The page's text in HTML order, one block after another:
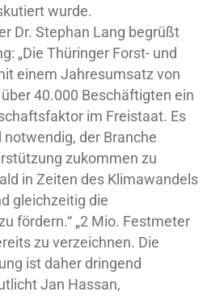
wurde.
Dr. Stephan Lang begrüßt
„Die Thüringer Forst- und
einem Jahresumsatz von
40.000 Beschäftigten ein
im Freistaat. Es
der Branche
zukommen zu
in Zeiten des Klimawandels
gleichzeitig die
fördern.“ „2 Mio. Festmeter
zu verzeichnen. Die
ist daher dringend
Jan Hassan,